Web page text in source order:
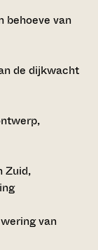
behoeve van
de dijkwacht
Zuid,
van